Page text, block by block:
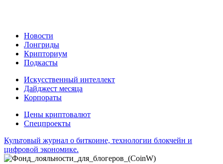
Новости
Лонгриды
Крипториум
Подкасты
Искусственный интеллект
Дайджест месяца
Корпораты
Цены криптовалют
Спецпроекты
Культовый журнал о биткоине, технологии блокчейн и
цифровой экономике.